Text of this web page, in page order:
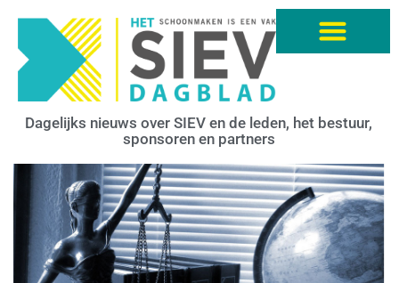
Dagelijks nieuws over SIEV en de leden, het bestuur,
sponsoren en partners